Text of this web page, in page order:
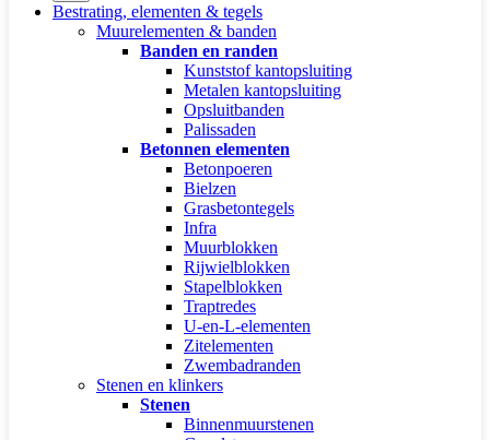
Bestrating, elementen & tegels
Muurelementen & banden
Banden en randen
Kunststof kantopsluiting
Metalen kantopsluiting
Opsluitbanden
Palissaden
Betonnen elementen
Betonpoeren
Bielzen
Grasbetontegels
Infra
Muurblokken
Rijwielblokken
Stapelblokken
Traptredes
U-en-L-elementen
Zitelementen
Zwembadranden
Stenen en klinkers
Stenen
Binnenmuurstenen